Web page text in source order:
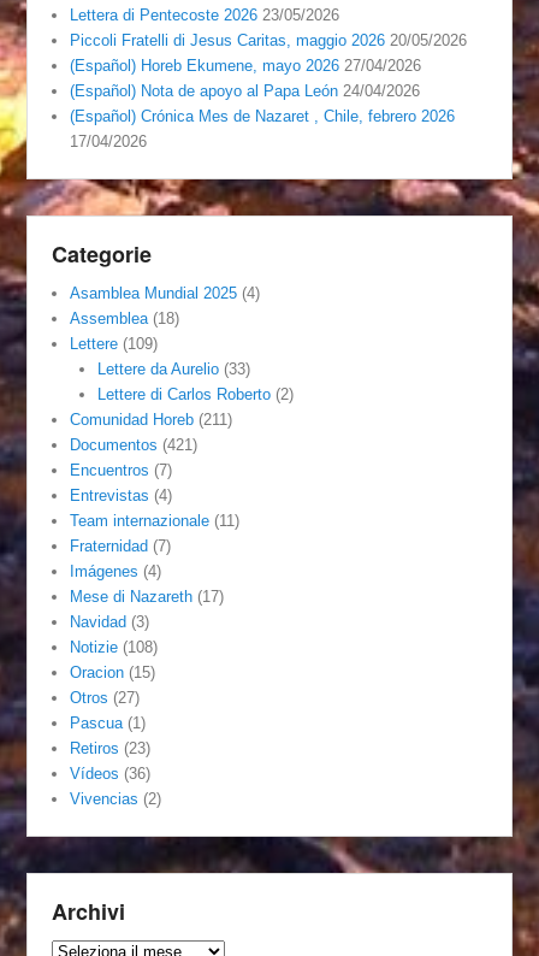
Lettera di Pentecoste 2026 23/05/2026
Piccoli Fratelli di Jesus Caritas, maggio 2026 20/05/2026
(Español) Horeb Ekumene, mayo 2026 27/04/2026
(Español) Nota de apoyo al Papa León 24/04/2026
(Español) Crónica Mes de Nazaret , Chile, febrero 2026
17/04/2026
Categorie
Asamblea Mundial 2025 (4)
Assemblea (18)
Lettere (109)
Lettere da Aurelio(33)
Lettere di Carlos Roberto(2)
Comunidad Horeb (211)
Documentos (421)
Encuentros (7)
Entrevistas (4)
Team internazionale (11)
Fraternidad (7)
Imágenes (4)
Mese di Nazareth (17)
Navidad (3)
Notizie (108)
Oracion (15)
Otros (27)
Pascua (1)
Retiros (23)
Vídeos (36)
Vivencias (2)
Archivi
Archivi